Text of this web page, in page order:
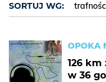
SORTUJ WG:
OPOKA
126 km
w 36